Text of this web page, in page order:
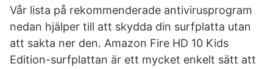
Vår lista på rekommenderade antivirusprogram
nedan hjälper till att skydda din surfplatta utan
att sakta ner den. Amazon Fire HD 10 Kids
Edition-surfplattan är ett mycket enkelt sätt att